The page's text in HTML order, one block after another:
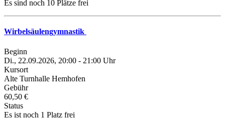
Es sind noch 10 Plätze frei
Wirbelsäulengymnastik
Beginn
Di., 22.09.2026, 20:00 - 21:00 Uhr
Kursort
Alte Turnhalle Hemhofen
Gebühr
60,50 €
Status
Es ist noch 1 Platz frei